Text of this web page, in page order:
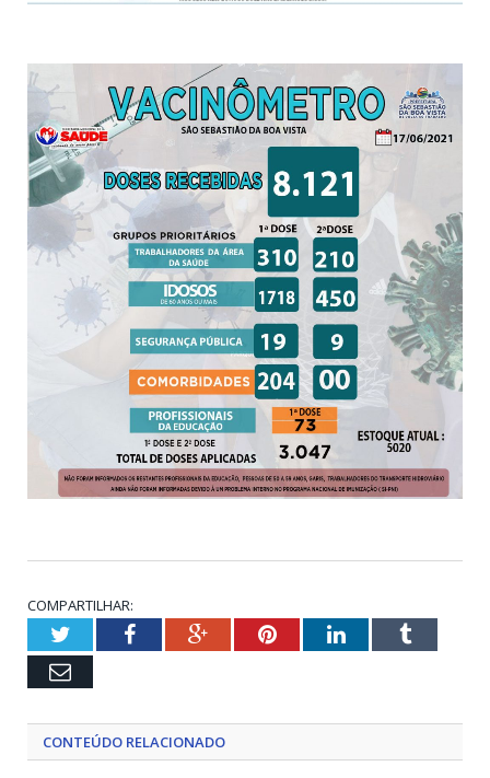
COMPARTILHAR:
TwitterFacebookGoogle+PinterestLinkedInTumblr
Email
CONTEÚDO RELACIONADO